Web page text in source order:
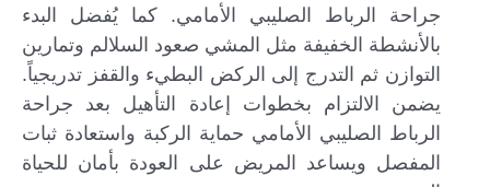
جراحة الرباط الصليبي الأمامي. كما يُفضل البدء
بالأنشطة الخفيفة مثل المشي صعود السلالم وتمارين
التوازن ثم التدرج إلى الركض البطيء والقفز تدريجياً.
يضمن الالتزام بخطوات إعادة التأهيل بعد جراحة
الرباط الصليبي الأمامي حماية الركبة واستعادة ثبات
المفصل ويساعد المريض على العودة بأمان للحياة